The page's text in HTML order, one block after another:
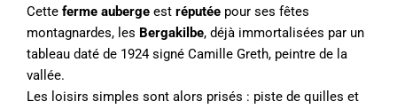
Cette ferme auberge est réputée pour ses fêtes
montagnardes, les Bergakilbe, déjà immortalisées par un
tableau daté de 1924 signé Camille Greth, peintre de la
vallée.
Les loisirs simples sont alors prisés : piste de quilles et